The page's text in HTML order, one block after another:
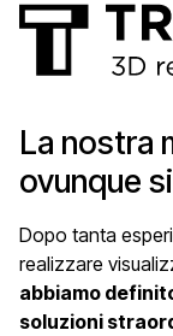
La nostra
ovunque
Dopo tanta
realizzare
abbiamo
soluzioni